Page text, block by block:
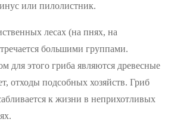
или пилолистник.
лесах (на пнях, на
большими группами.
для этого гриба являются древесные
отходы подсобных хозяйств. Гриб
к жизни в неприхотливых